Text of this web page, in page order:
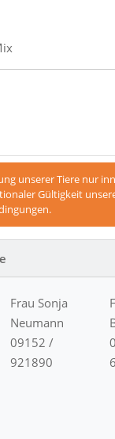
unserer Tiere nur
Gültigkeit
Frau Sonja
Neumann
09152 /
921890